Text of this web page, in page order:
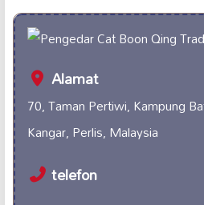
Alamat
70, Taman Pertiwi, Kampung
Kangar, Perlis, Malaysia
telefon